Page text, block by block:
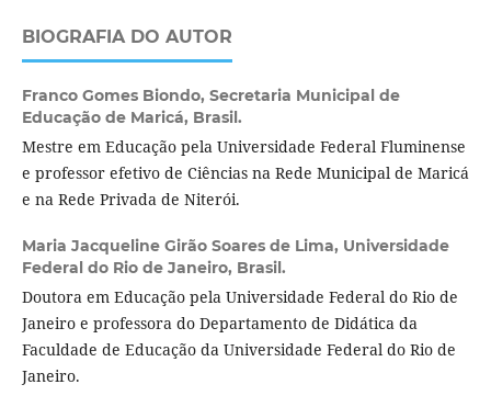
BIOGRAFIA DO AUTOR
Franco Gomes Biondo, Secretaria Municipal de
Educação de Maricá, Brasil.
Mestre em Educação pela Universidade Federal Fluminense
e professor efetivo de Ciências na Rede Municipal de Maricá
e na Rede Privada de Niterói.
Maria Jacqueline Girão Soares de Lima, Universidade
Federal do Rio de Janeiro, Brasil.
Doutora em Educação pela Universidade Federal do Rio de
Janeiro e professora do Departamento de Didática da
Faculdade de Educação da Universidade Federal do Rio de
Janeiro.